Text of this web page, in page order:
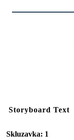
Storyboard Text
Skluzavka: 1